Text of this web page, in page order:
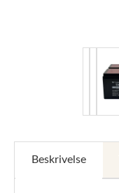
Beskrivelse